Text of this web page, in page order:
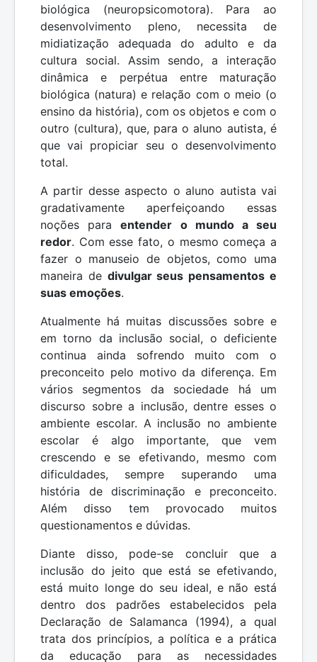
biológica (neuropsicomotora). Para ao
desenvolvimento pleno, necessita de
midiatização adequada do adulto e da
cultura social. Assim sendo, a interação
dinâmica e perpétua entre maturação
biológica (natura) e relação com o meio (o
ensino da história), com os objetos e com o
outro (cultura), que, para o aluno autista, é
que vai propiciar seu o desenvolvimento
total.
A partir desse aspecto o aluno autista vai
gradativamente aperfeiçoando essas
noções paraentender o mundo a seu
redor. Com esse fato, o mesmo começa a
fazer o manuseio de objetos, como uma
maneira de divulgar seus pensamentos e
suas emoções.
Atualmente há muitas discussões sobre e
em torno da inclusão social, o deficiente
continua ainda sofrendo muito com o
preconceito pelo motivo da diferença. Em
vários segmentos da sociedade há um
discurso sobre a inclusão, dentre esses o
ambiente escolar. A inclusão no ambiente
escolar é algo importante, que vem
crescendo e se efetivando, mesmo com
dificuldades, sempre superando uma
história de discriminação e preconceito.
Além disso tem provocado muitos
questionamentos e dúvidas.
Diante disso, pode-se concluir que a
inclusão do jeito que está se efetivando,
está muito longe do seu ideal, e não está
dentro dos padrões estabelecidos pela
Declaração de Salamanca (1994), a qual
trata dos princípios, a política e a prática
da educação para as necessidades